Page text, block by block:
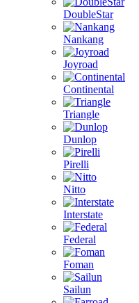
DoubleStar
Nankang
Joyroad
Continental
Triangle
Dunlop
Pirelli
Nitto
Interstate
Federal
Foman
Sailun